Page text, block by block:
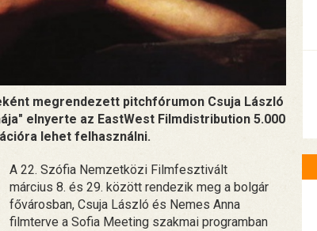
megrendezett pitchfórumon Csuja László
elnyerte az EastWest Filmdistribution 5.000
lehet felhasználni.
A 22. Szófia Nemzetközi Filmfesztivált
március 8. és 29. között rendezik meg a bolgár
fővárosban, Csuja László és Nemes Anna
filmterve a Sofia Meeting szakmai programban